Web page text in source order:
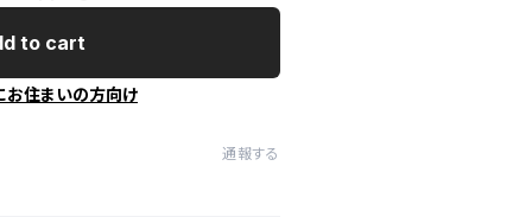
to cart
お住まいの方向け
通報する